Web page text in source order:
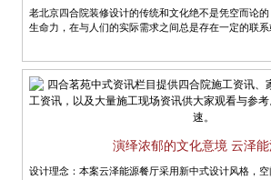
老北京四合院装修设计的传统和文化绝不是凭空而论
生命力，在与人们的实际需求之间总是存在一定的联
演绎浓郁的文化意境 云泽
设计理念：本案云泽能源餐厅采用新中式设计风格，